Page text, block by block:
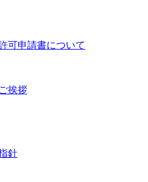
可申請書について
挨拶
針